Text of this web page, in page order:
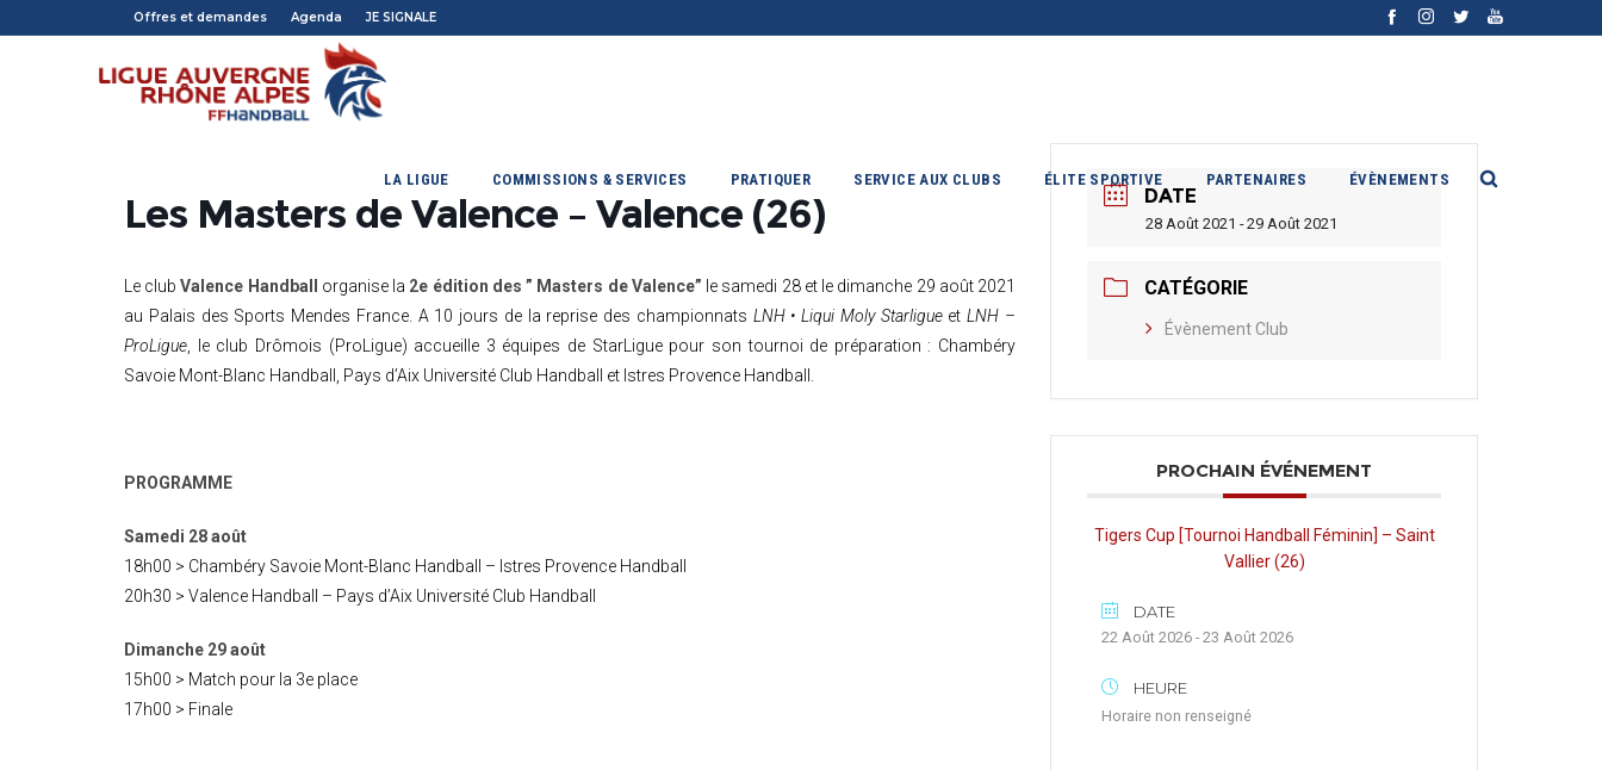
Offres et demandes Agenda JE SIGNALE
LA LIGUE COMMISSIONS & SERVICES PRATIQUER SERVICE AUX CLUBS ÉLITE SPORTIVE PARTENAIRES ÉVÈNEMENTS
Les Masters de Valence – Valence (26)
Le clubValence Handball organise la 2e édition des ” Masters de Valence” le samedi 28 et le dimanche 29 août 2021
au Palais des Sports Mendes France. A 10 jours de la reprise des championnats LNH • Liqui Moly StarligueetLNH –
ProLigue
le club Drômois (ProLigue) accueille 3 équipes de StarLigue pour son tournoi de préparation : Chambéry
Savoie Mont-Blanc Handball, Pays d’Aix Université Club Handball et Istres Provence Handball.
PROGRAMME
Samedi 28 août
18h00 > Chambéry Savoie Mont-Blanc Handball – Istres Provence Handball
20h30 > Valence Handball – Pays d’Aix Université Club Handball
Dimanche 29 août
15h00 > Match pour la 3e place
17h00 > Finale
DATE
28 Août 2021 - 29 Août 2021
CATÉGORIE
Évènement Club
PROCHAIN ÉVÉNEMENT
Tigers Cup [Tournoi Handball Féminin] – Saint
Vallier (26)
DATE
22 Août 2026 - 23 Août 2026
HEURE
Horaire non renseigné